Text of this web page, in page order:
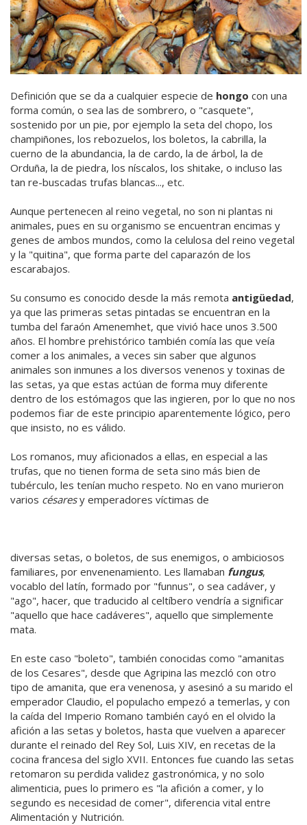
Definición que se da a cualquier especie de hongo con una
forma común, o sea las de sombrero, o "casquete",
sostenido por un pie, por ejemplo la seta del chopo, los
champiñones, los rebozuelos, los boletos, la cabrilla, la
cuerno de la abundancia, la de cardo, la de árbol, la de
Orduña, la de piedra, los níscalos, los shitake, o incluso las
tan re-buscadas trufas blancas..., etc.
Aunque pertenecen al reino vegetal, no son ni plantas ni
animales, pues en su organismo se encuentran encimas y
genes de ambos mundos, como la celulosa del reino vegetal
y la "quitina", que forma parte del caparazón de los
escarabajos.
Su consumo es conocido desde la más remota antigüedad,
ya que las primeras setas pintadas se encuentran en la
tumba del faraón Amenemhet, que vivió hace unos 3.500
años. El hombre prehistórico también comía las que veía
comer a los animales, a veces sin saber que algunos
animales son inmunes a los diversos venenos y toxinas de
las setas, ya que estas actúan de forma muy diferente
dentro de los estómagos que las ingieren, por lo que no nos
podemos fiar de este principio aparentemente lógico, pero
que insisto, no es válido.
Los romanos, muy aficionados a ellas, en especial a las
trufas, que no tienen forma de seta sino más bien de
tubérculo, les tenían mucho respeto. No en vano murieron
varios césaresy emperadores víctimas de
diversas setas, o boletos, de sus enemigos, o ambiciosos
familiares, por envenenamiento. Les llamaban fungus,
vocablo del latín, formado por "funnus", o sea cadáver, y
"ago", hacer, que traducido al celtíbero vendría a significar
"aquello que hace cadáveres", aquello que simplemente
mata.
En este caso "boleto", también conocidas como "amanitas
de los Cesares", desde que Agripina las mezcló con otro
tipo de amanita, que era venenosa, y asesinó a su marido el
emperador Claudio, el populacho empezó a temerlas, y con
la caída del Imperio Romano también cayó en el olvido la
afición a las setas y boletos, hasta que vuelven a aparecer
durante el reinado del Rey Sol, Luis XIV, en recetas de la
cocina francesa del siglo XVII. Entonces fue cuando las setas
retomaron su perdida validez gastronómica, y no solo
alimenticia, pues lo primero es "la afición a comer, y lo
segundo es necesidad de comer", diferencia vital entre
Alimentación y Nutrición.